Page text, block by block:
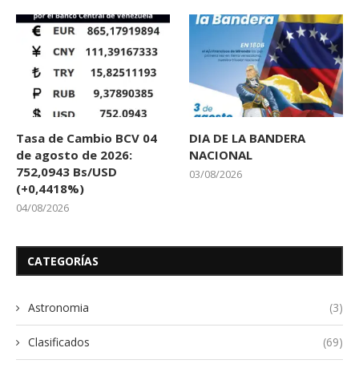
Tasa de Cambio BCV 04
de agosto de 2026:
752,0943 Bs/USD
(+0,4418%)
04/08/2026
DIA DE LA BANDERA
NACIONAL
03/08/2026
CATEGORÍAS
Astronomia (3)
Clasificados (69)